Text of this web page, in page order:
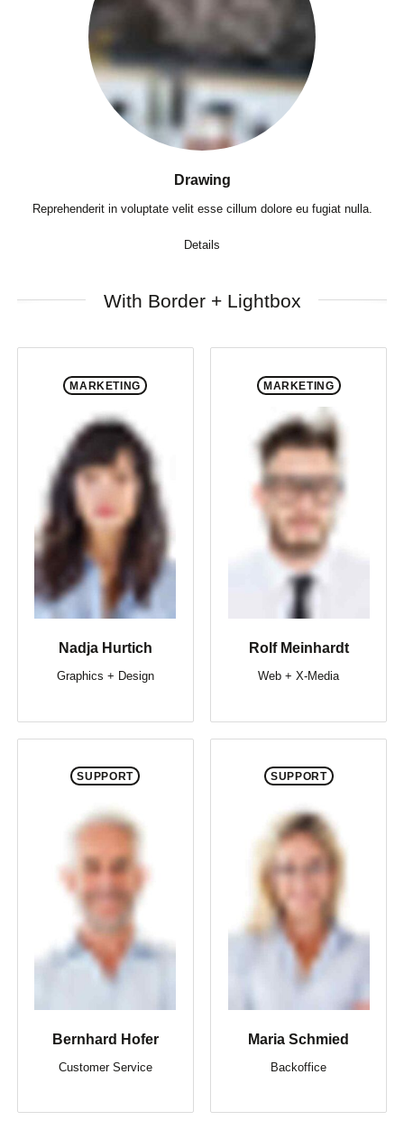
Drawing
Reprehenderit in voluptate velit esse cillum dolore eu fugiat nulla.
Details
With Border + Lightbox
MARKETING
Nadja Hurtich
Graphics + Design
MARKETING
Rolf Meinhardt
Web + X-Media
SUPPORT
Bernhard Hofer
Customer Service
SUPPORT
Maria Schmied
Backoffice